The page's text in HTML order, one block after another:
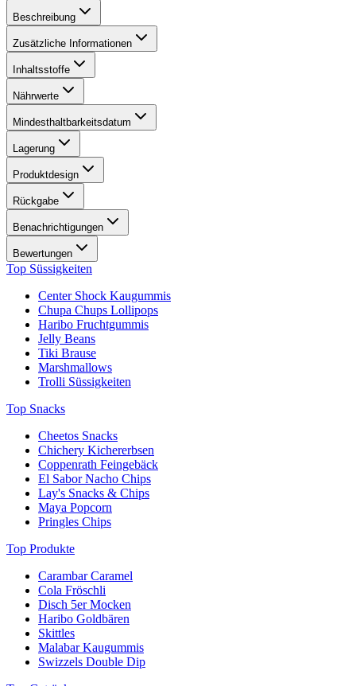
Beschreibung
Zusätzliche Informationen
Inhaltsstoffe
Nährwerte
Mindesthaltbarkeitsdatum
Lagerung
Produktdesign
Rückgabe
Benachrichtigungen
Bewertungen
Top Süssigkeiten
Center Shock Kaugummis
Chupa Chups Lollipops
Haribo Fruchtgummis
Jelly Beans
Tiki Brause
Marshmallows
Trolli Süssigkeiten
Top Snacks
Cheetos Snacks
Chichery Kichererbsen
Coppenrath Feingebäck
El Sabor Nacho Chips
Lay's Snacks & Chips
Maya Popcorn
Pringles Chips
Top Produkte
Carambar Caramel
Cola Fröschli
Disch 5er Mocken
Haribo Goldbären
Skittles
Malabar Kaugummis
Swizzels Double Dip